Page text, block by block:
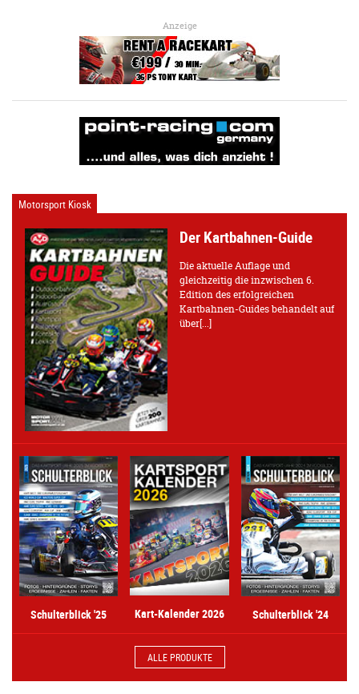
Anzeige
Motorsport Kiosk
Der Kartbahnen-Guide
Die aktuelle Auflage und
gleichzeitig die inzwischen 6.
Edition des erfolgreichen
Kartbahnen-Guides behandelt auf
über[...]
Schulterblick '25 Kart-Kalender 2026 Schulterblick '24
ALLE PRODUKTE